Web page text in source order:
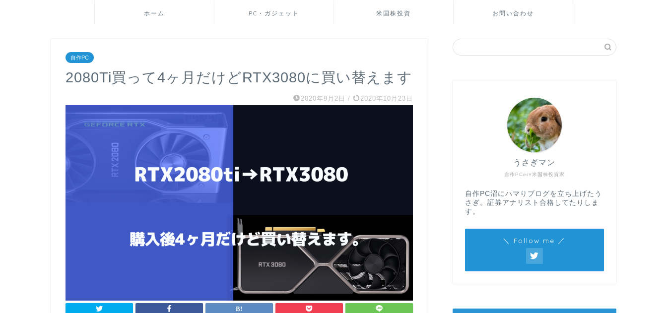
ホーム PC・ガジェット 米国株投資 お問い合わせ
自作PC
2080Ti買って4ヶ月だけどRTX3080に買い替えます
2020年9月2日 / 2020年10月23日
自作PCer×米国株投資家
うさぎマン
自作PC沼にハマりブログを立ち上げたう
さぎ。証券アナリスト合格してたりしま
す。
＼ Follow me ／